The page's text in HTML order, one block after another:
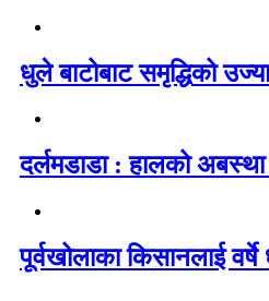
धुले बाटोबाट समृद्धिको
दर्लमडाडा : हालको अबस्था
पूर्वखोलाका किसानलाई